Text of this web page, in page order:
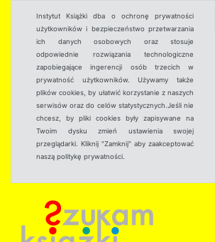
Instytut Książki dba o ochronę prywatności
użytkowników i bezpieczeństwo przetwarzania
ich danych osobowych oraz stosuje
odpowiednie rozwiązania technologiczne
zapobiegające ingerencji osób trzecich w
prywatność użytkowników. Używamy także
plików cookies, by ułatwić korzystanie z naszych
serwisów oraz do celów statystycznych.Jeśli nie
chcesz, by pliki cookies były zapisywane na
Twoim dysku zmień ustawienia swojej
przeglądarki. Kliknij "Zamknij" aby zaakceptować
naszą politykę prywatności.